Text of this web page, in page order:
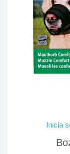
Inicia